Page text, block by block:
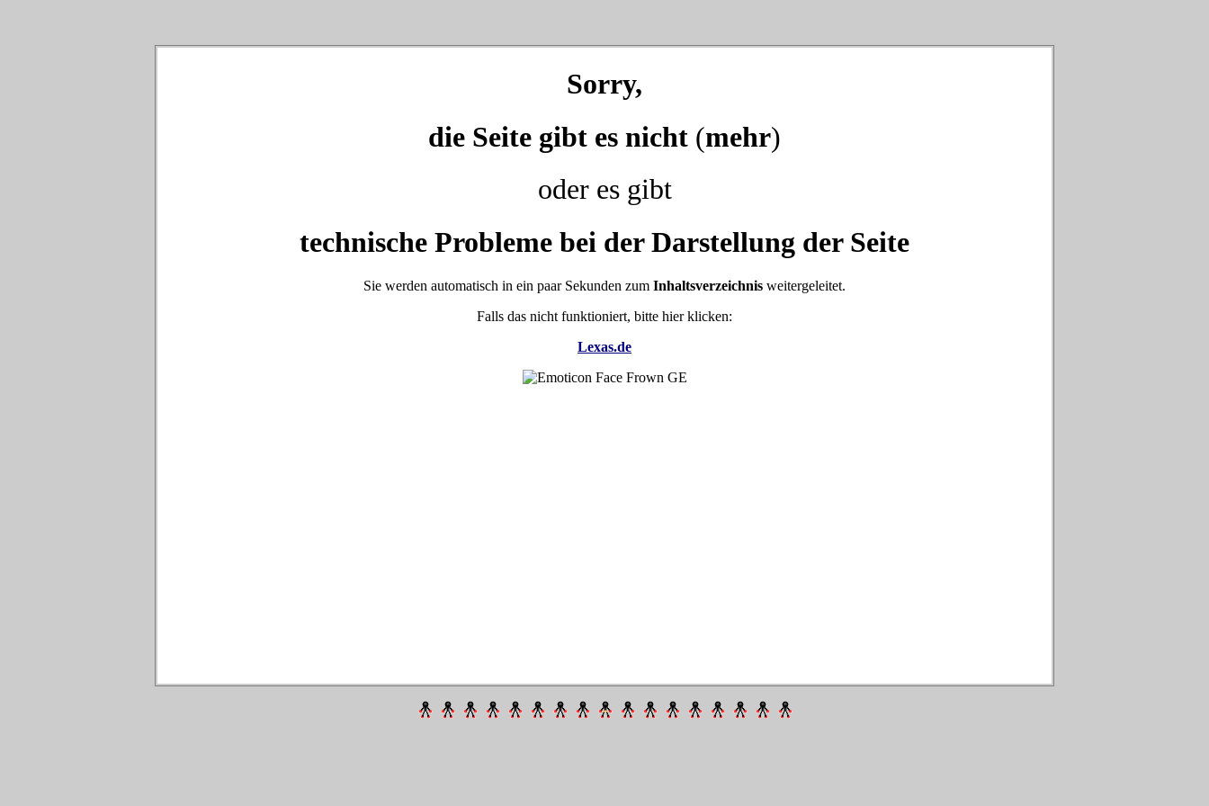
Sorry,
die Seite gibt es nicht (mehr)
oder es gibt
technische Probleme bei der Darstellung der Seite
Sie werden automatisch in ein paar Sekunden zum Inhaltsverzeichnis weitergeleitet.
Falls das nicht funktioniert, bitte hier klicken:
Lexas.de